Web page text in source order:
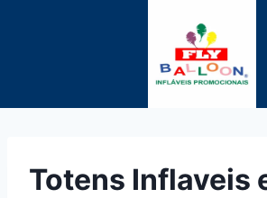
Totens Inflaveis